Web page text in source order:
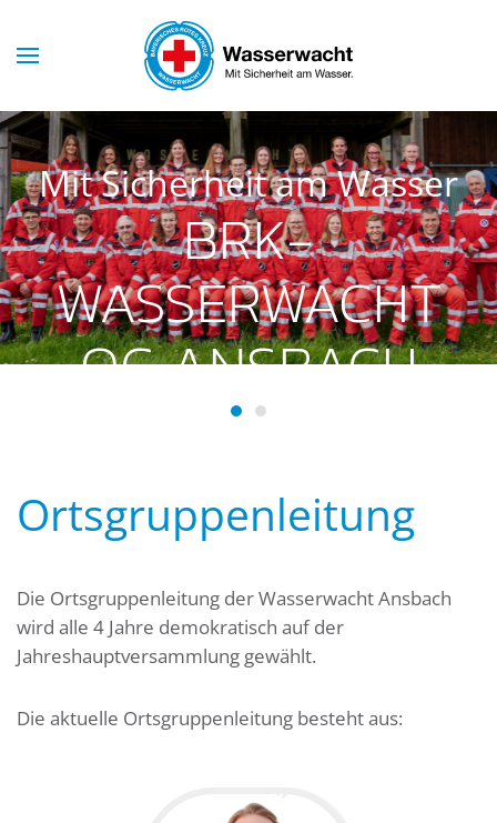
Skip to main content
Mit Sicherheit am Wasser
BRK-
WASSERWACHT
OG ANSBACH
BRK-Wasserwacht OG
Ortsgruppenleitung
Die Ortsgruppenleitung der Wasserwacht Ansbach
wird alle 4 Jahre demokratisch auf der
Jahreshauptversammlung gewählt.
Die aktuelle Ortsgruppenleitung besteht aus: